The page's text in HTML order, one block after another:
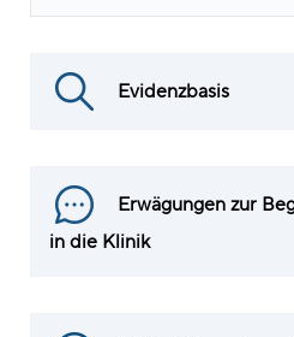
Evidenzbasis
Erwägungen zur
in die Klinik